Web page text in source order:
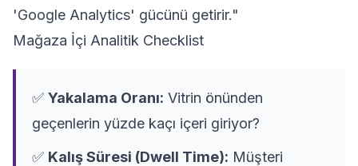
'Google Analytics' gücünü getirir."
Mağaza İçi Analitik Checklist
✅ Yakalama Oranı: Vitrin önünden
geçenlerin yüzde kaçı içeri giriyor?
✅ Kalış Süresi (Dwell Time): Müşteri